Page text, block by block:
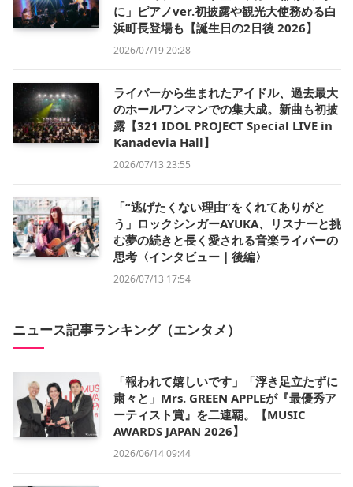
に」ピアノver.初披露や観光大使務める白
浜町長登場も【誕生日の2日後 2026】
2026/07/19 20:28
ライバーから生まれたアイドル、過去最大
のホールワンマンでの集大成。新曲も初披
露【321 IDOL PROJECT Special LIVE in
Kanadevia Hall】
2026/07/13 23:55
「“逃げたくない理由”をくれてありがと
う」ロックシンガーAYUKA、リスナーと挑
む夢の続きと長く愛される音楽ライバーの
思考〈インタビュー｜後編〉
2026/07/13 17:54
ニュース記事ランキング（エンタメ）
「報われて嬉しいです」「浮き足立たずに
粛々と」Mrs. GREEN APPLEが『最優秀ア
ーティスト賞』を二連覇。【MUSIC
AWARDS JAPAN 2026】
2026/06/14 09:44